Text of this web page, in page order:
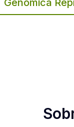
Genómica